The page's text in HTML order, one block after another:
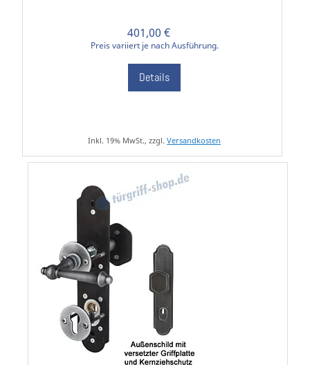
401,00 €
Preis variiert je nach Ausführung.
Details
Inkl. 19% MwSt., zzgl.Versandkosten